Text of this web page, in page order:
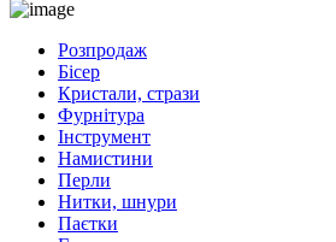
Розпродаж
Бісер
Кристали, стрази
Фурнітура
Інструмент
Намистини
Перли
Нитки, шнури
Паєтки